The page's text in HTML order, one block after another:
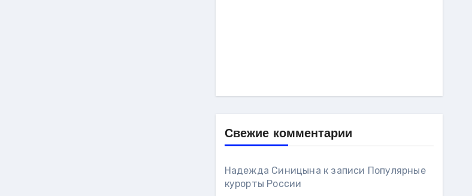
Свежие комментарии
Надежда Синицына к записи Популярные
курорты России